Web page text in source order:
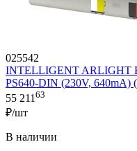
025542
INTELLIGENT ARLIGHT
PS640-DIN (230V, 640mA)
55 211 63
₽/шт
В наличии